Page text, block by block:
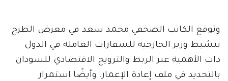
وتوقع الكاتب الصحفي محمد سعد في معرض الطرح
تنشيط وزير الخارجية للسفارات العاملة في الدول
ذات الأهمية عبر الربط والترويج الاقتصادي للسودان
بالتحديد في ملف إعادة الإعمار. وأيضًا استمرار